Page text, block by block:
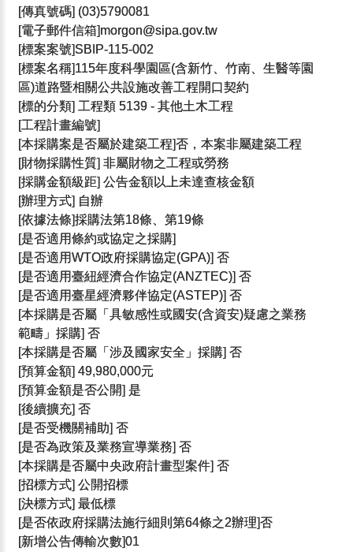
[傳真號碼] (03)5790081
[電子郵件信箱]morgon@sipa.gov.tw
[標案案號]SBIP-115-002
[標案名稱]115年度科學園區(含新竹、竹南、生醫等園
區)道路暨相關公共設施改善工程開口契約
[標的分類] 工程類 5139 - 其他土木工程
[工程計畫編號]
[本採購案是否屬於建築工程]否，本案非屬建築工程
[財物採購性質] 非屬財物之工程或勞務
[採購金額級距] 公告金額以上未達查核金額
[辦理方式] 自辦
[依據法條]採購法第18條、第19條
[是否適用條約或協定之採購]
[是否適用WTO政府採購協定(GPA)] 否
[是否適用臺紐經濟合作協定(ANZTEC)] 否
[是否適用臺星經濟夥伴協定(ASTEP)] 否
[本採購是否屬「具敏感性或國安(含資安)疑慮之業務
範疇」採購] 否
[本採購是否屬「涉及國家安全」採購] 否
[預算金額] 49,980,000元
[預算金額是否公開] 是
[後續擴充] 否
[是否受機關補助] 否
[是否為政策及業務宣導業務] 否
[本採購是否屬中央政府計畫型案件] 否
[招標方式] 公開招標
[決標方式] 最低標
[是否依政府採購法施行細則第64條之2辦理]否
[新增公告傳輸次數]01